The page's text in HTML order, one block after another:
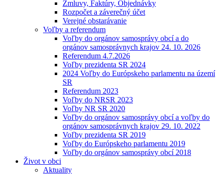
Zmluvy, Faktúry, Objednávky
Rozpočet a záverečný účet
Verejné obstarávanie
Voľby a referendum
Voľby do orgánov samosprávy obcí a do
orgánov samosprávnych krajov 24. 10. 2026
Referendum 4.7.2026
Voľby prezidenta SR 2024
2024 Voľby do Európskeho parlamentu na území
SR
Referendum 2023
Voľby do NRSR 2023
Voľby NR SR 2020
Voľby do orgánov samosprávy obcí a voľby do
orgánov samosprávnych krajov 29. 10. 2022
Voľby prezidenta SR 2019
Voľby do Európskeho parlamentu 2019
Voľby do orgánov samosprávy obcí 2018
Život v obci
Aktuality